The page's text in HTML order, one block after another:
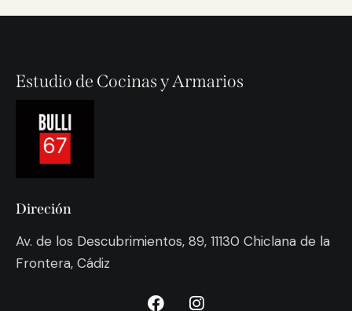
Estudio de Cocinas y Armarios
Direción
Av. de los Descubrimientos, 89, 11130 Chiclana de la
Frontera, Cádiz